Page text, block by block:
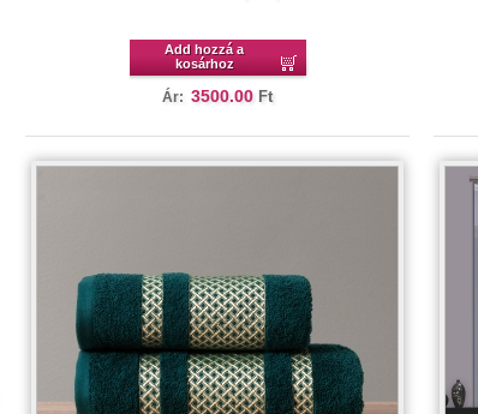
Add hozzá a
kosárhoz
Ár: 3500.00 Ft